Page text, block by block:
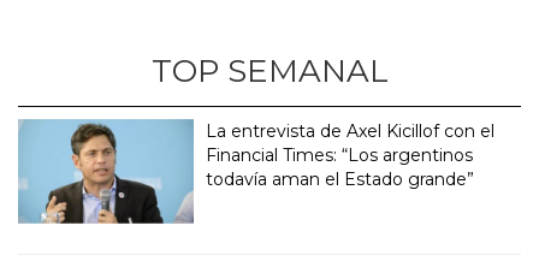
TOP SEMANAL
La entrevista de Axel Kicillof con el
Financial Times: “Los argentinos
todavía aman el Estado grande”